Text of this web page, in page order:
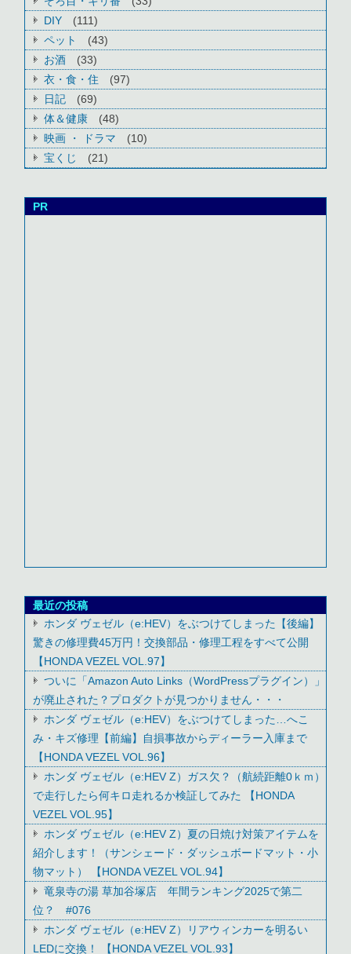
DIY
(111)
ペット
(43)
お酒
(33)
衣・食・住
(97)
日記
(69)
体＆健康
(48)
映画 ・ ドラマ
(10)
宝くじ
(21)
PR
最近の投稿
ホンダ ヴェゼル（e:HEV）をぶつけてしまった【後編】
驚きの修理費45万円！交換部品・修理工程をすべて公開
【HONDA VEZEL VOL.97】
ついに「Amazon Auto Links（WordPressプラグイン）」
が廃止された？プロダクトが見つかりません・・・
ホンダ ヴェゼル（e:HEV）をぶつけてしまった…へこ
み・キズ修理【前編】自損事故からディーラー入庫まで
【HONDA VEZEL VOL.96】
ホンダ ヴェゼル（e:HEV Z）ガス欠？（航続距離0ｋｍ）
で走行したら何キロ走れるか検証してみた 【HONDA
VEZEL VOL.95】
ホンダ ヴェゼル（e:HEV Z）夏の日焼け対策アイテムを
紹介します！（サンシェード・ダッシュボードマット・小
物マット） 【HONDA VEZEL VOL.94】
竜泉寺の湯 草加谷塚店 年間ランキング2025で第二
位？ #076
ホンダ ヴェゼル（e:HEV Z）リアウィンカーを明るい
LEDに交換！ 【HONDA VEZEL VOL.93】